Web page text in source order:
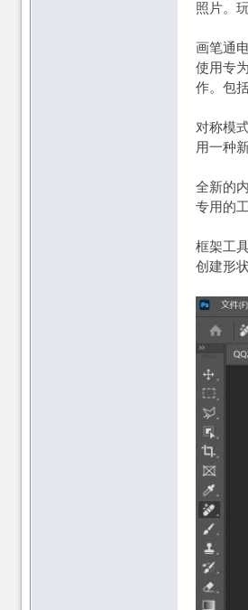
照片。
画笔通电
使用专
作。包
对称模
用一种
全新的
专用的
框架工
创建形